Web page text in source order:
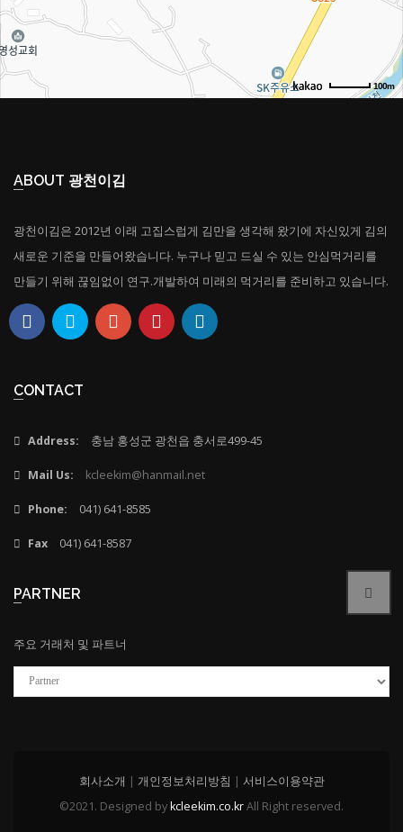
100m
ABOUT 광천이김
광천이김은 2012년 이래 고집스럽게 김만을 생각해 왔기에 자신있게 김의
새로운 기준을 만들어왔습니다. 누구나 믿고 드실 수 있는 안심먹거리를
만들기 위해 끊임없이 연구.개발하여 미래의 먹거리를 준비하고 있습니다.
CONTACT
Address: 충남 홍성군 광천읍 충서로499-45
Mail Us: kcleekim@hanmail.net
Phone: 041) 641-8585
Fax 041) 641-8587
PARTNER
주요 거래처 및 파트너
회사소개 | 개인정보처리방침 | 서비스이용약관
©2021. Designed bykcleekim.co.krAll Right reserved.